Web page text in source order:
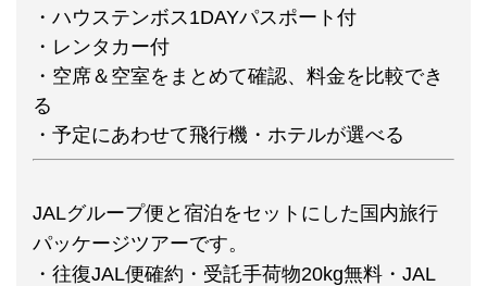
・ハウステンボス1DAYパスポート付
・レンタカー付
・空席＆空室をまとめて確認、料金を比較でき
る
・予定にあわせて飛行機・ホテルが選べる
JALグループ便と宿泊をセットにした国内旅行
パッケージツアーです。
・往復JAL便確約・受託手荷物20kg無料・JAL